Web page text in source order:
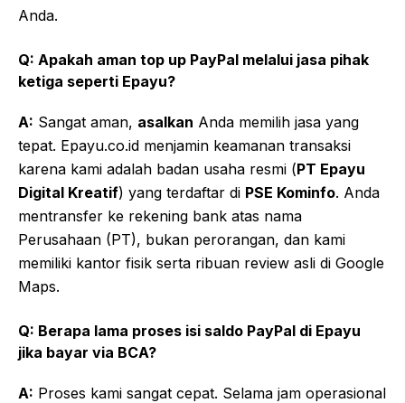
Anda.
Q: Apakah aman top up PayPal melalui jasa pihak
ketiga seperti Epayu?
A: Sangat aman, asalkan Anda memilih jasa yang
tepat. Epayu.co.id menjamin keamanan transaksi
karena kami adalah badan usaha resmi (PT Epayu
Digital Kreatif) yang terdaftar di PSE Kominfo. Anda
mentransfer ke rekening bank atas nama
Perusahaan (PT), bukan perorangan, dan kami
memiliki kantor fisik serta ribuan review asli di Google
Maps.
Q: Berapa lama proses isi saldo PayPal di Epayu
jika bayar via BCA?
A: Proses kami sangat cepat. Selama jam operasional